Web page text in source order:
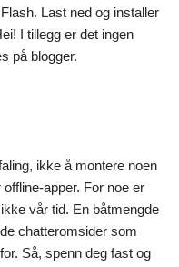
Last ned og installer
I tillegg er det ingen
på blogger.
ikke å montere noen
apper. For noe er
vår tid. En båtmengde
chatteromsider som
Så, spenn deg fast og